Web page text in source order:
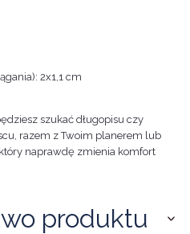
2x1,1 cm
szukać długopisu czy
razem z Twoim planerem lub
naprawdę zmienia komfort
produktu